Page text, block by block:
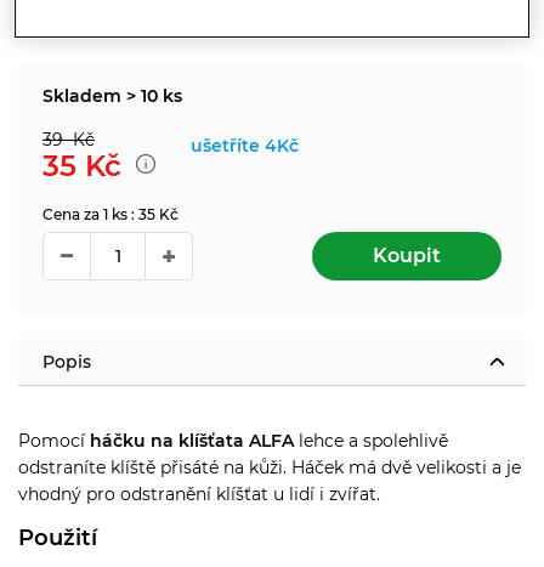
Skladem > 10 ks
39Kč
35 Kč
Cena za 1 ks : 35 Kč
ušetříte 4Kč
Koupit
Popis
Pomocí háčku na klíšťata ALFAlehce a spolehlivě
odstraníte klíště přisáté na kůži. Háček má dvě velikosti a je
vhodný pro odstranění klíšťat u lidí i zvířat.
Použití